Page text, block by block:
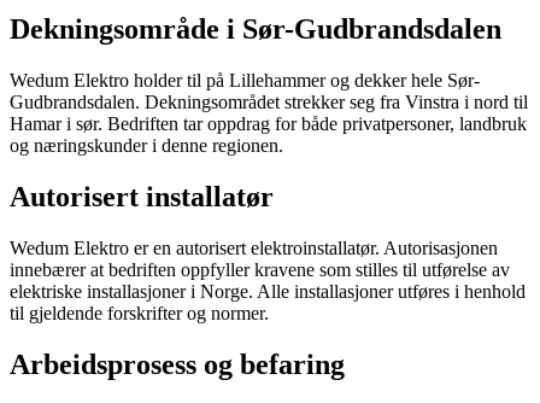
Dekningsområde i Sør-Gudbrandsdalen
Wedum Elektro holder til på Lillehammer og dekker hele Sør-
Gudbrandsdalen. Dekningsområdet strekker seg fra Vinstra i nord til
Hamar i sør. Bedriften tar oppdrag for både privatpersoner, landbruk
og næringskunder i denne regionen.
Autorisert installatør
Wedum Elektro er en autorisert elektroinstallatør. Autorisasjonen
innebærer at bedriften oppfyller kravene som stilles til utførelse av
elektriske installasjoner i Norge. Alle installasjoner utføres i henhold
til gjeldende forskrifter og normer.
Arbeidsprosess og befaring